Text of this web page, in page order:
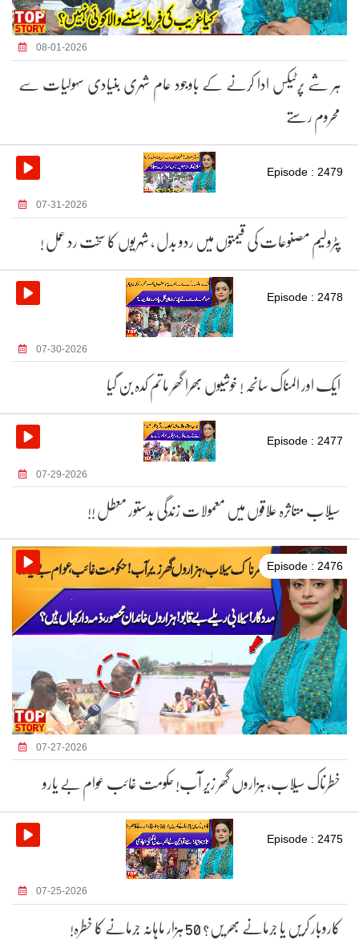
08-01-2026
ہر شے پرٹیکس ادا کرنے کے باوجود عام شہری بنیادی سہولیات سے
محروم رستے
Episode : 2479
07-31-2026
پٹرولیم مصنوعات کی قیمتوں میں ردو بدل ، شہریوں کا سخت رد عمل !
Episode : 2478
07-30-2026
ایک اور المناک سانحہ ! خوشیوں بھرا گھر ماتم کدہ بن گیا
Episode : 2477
07-29-2026
سیلاب متاثرہ علاقوں میں معمولات زندگی بدستور معطل !!
Episode : 2476
07-27-2026
خطرناک سیلاب، ہزاروں گھر زیر آب! حکومت غائب عوام بے یارو
Episode : 2475
07-25-2026
کاروبار کریں یا جرمانے بھر یں؟ 50 ہزار ماہانہ جرمانے کا خطرہ!